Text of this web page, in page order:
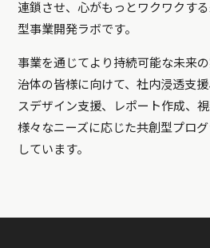
連鎖させ、心がもっとワクワクす
型事業開発ラボです。
事業を通じてより持続可能な未来
治体の皆様に向けて、社内浸透支
スデザイン支援、レポート作成、視
様々なニーズに応じた共創型プロ
しています。